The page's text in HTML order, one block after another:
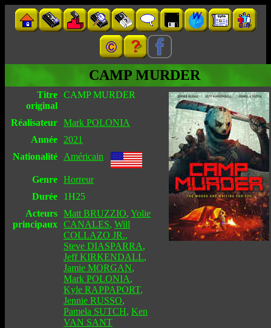
CAMP MURDER
Titre
original
CAMP MURDER
Réalisateur Mark POLONIA
Année
2021
Nationalité
Américain
Genre Horreur
Durée
1H25
Acteurs
principaux
Matt BRUZZIO, Yolie
CANALES, Will
COLLAZO JR.,
Steve DIASPARRA,
Jeff KIRKENDALL,
Jamie MORGAN,
Mark POLONIA,
Kyle RAPPAPORT,
Jennie RUSSO,
Pamela SUTCH, Ken
VAN SANT